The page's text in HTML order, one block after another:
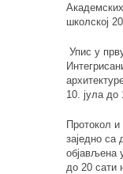
школској
Упис у
10. јула до
Протокол
заједно са
објављена
до 20 сати